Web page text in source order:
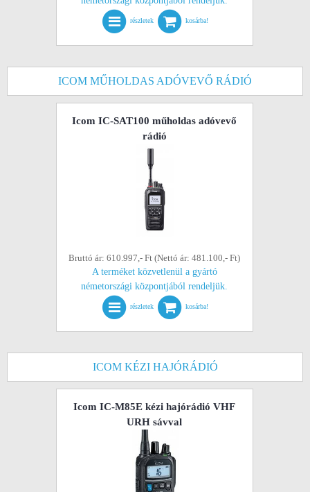
részletek kosárba!
ICOM MŰHOLDAS ADÓVEVŐ RÁDIÓ
Icom IC-SAT100 műholdas adóvevő
rádió
Bruttó ár: 610.997,- Ft (Nettó ár: 481.100,- Ft)
A terméket közvetlenül a gyártó
németországi központjából rendeljük.
részletek kosárba!
ICOM KÉZI HAJÓRÁDIÓ
Icom IC-M85E kézi hajórádió VHF
URH sávval